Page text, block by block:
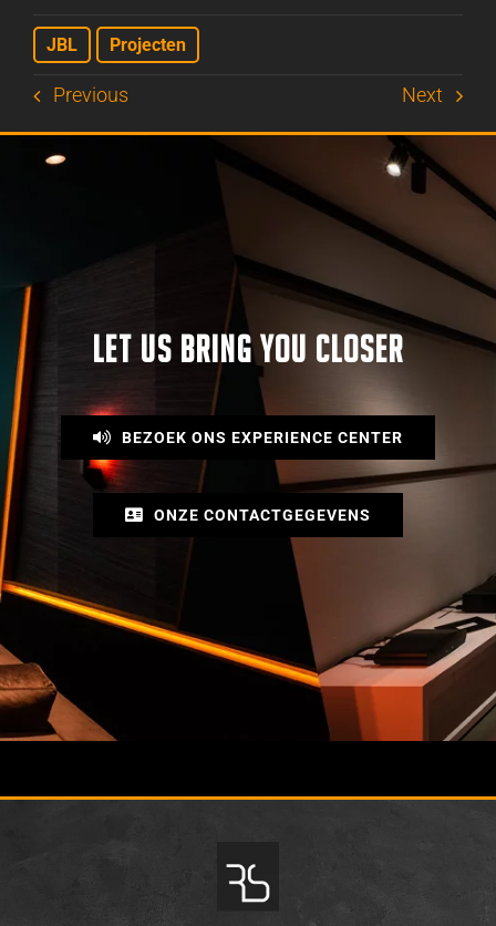
JBL Projecten
Previous Next
LET US BRING YOU CLOSER
BEZOEK ONS EXPERIENCE CENTER
ONZE CONTACTGEGEVENS